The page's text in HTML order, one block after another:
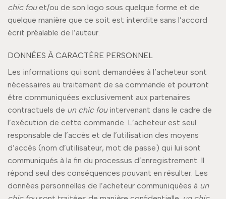
chic fouet/ou de son logo sous quelque forme et de
quelque manière que ce soit est interdite sans l’accord
écrit préalable de l’auteur.
DONNÉES À CARACTÈRE PERSONNEL
Les informations qui sont demandées à l’acheteur sont
nécessaires au traitement de sa commande et pourront
être communiquées exclusivement aux partenaires
contractuels de un chic fouintervenant dans le cadre de
l’exécution de cette commande. L’acheteur est seul
responsable de l’accès et de l’utilisation des moyens
d’accès (nom d’utilisateur, mot de passe) qui lui sont
communiqués à la fin du processus d’enregistrement. Il
répond seul des conséquences pouvant en résulter. Les
données personnelles de l’acheteur communiquées à un